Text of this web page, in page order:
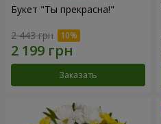
Букет "Ты прекрасна!"
2 443 грн
Заказать